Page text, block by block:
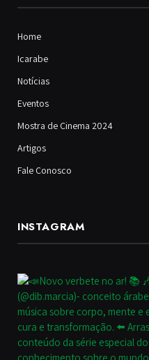
Home
Icarabe
Notícias
Eventos
Mostra de Cinema 2024
Artigos
Fale Conosco
INSTAGRAM